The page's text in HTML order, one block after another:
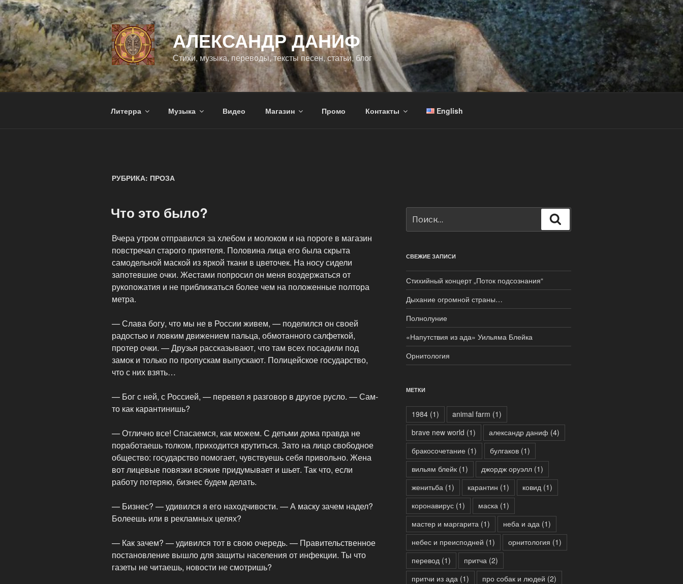
Перейти
к
содержимому
АЛЕКСАНДР ДАНИФ
Стихи, музыка, переводы, тексты песен, статьи, блог
Литерра Музыка Видео Магазин Промо Контакты English
РУБРИКА: ПРОЗА
Что это было?
Вчера утром отправился за хлебом и молоком и на пороге в магазин
повстречал старого приятеля. Половина лица его была скрыта
самодельной маской из яркой ткани в цветочек. На носу сидели
запотевшие очки. Жестами попросил он меня воздержаться от
рукопожатия и не приближаться более чем на положенные полтора
метра.
— Слава богу, что мы не в России живем, — поделился он своей
радостью и ловким движением пальца, обмотанного салфеткой,
протер очки. — Друзья рассказывают, что там всех посадили под
замок и только по пропускам выпускают. Полицейское государство,
что с них взять…
— Бог с ней, с Россией, — перевел я разговор в другое русло. — Сам-
то как карантинишь?
— Отлично все! Спасаемся, как можем. С детьми дома правда не
поработаешь толком, приходится крутиться. Зато на лицо свободное
общество: государство помогает, чувствуешь себя привольно. Жена
вот лицевые повязки всякие придумывает и шьет. Так что, если
работу потеряю, бизнес будем делать.
— Бизнес? — удивился я его находчивости. — А маску зачем надел?
Болеешь или в рекламных целях?
— Как зачем? — удивился тот в свою очередь. — Правительственное
постановление вышло для защиты населения от инфекции. Ты что
газеты не читаешь, новости не смотришь?
СВЕЖИЕ ЗАПИСИ
Стихийный концерт „Поток подсознания“
Дыхание огромной страны…
Полнолуние
«Напутствия из ада» Уильяма Блейка
Орнитология
МЕТКИ
1984(1) animal farm (1)
brave new world (1) александр даниф (4)
бракосочетание (1) булгаков(1)
вильям блейк(1) джордж оруэлл(1)
женитьба (1) карантин (1) ковид (1)
коронавирус(1) маска (1)
мастер и маргарита (1) неба и ада (1)
небес и преисподней (1) орнитология (1)
перевод (1) притча (2)
притчи из ада (1) про собак и людей (2)